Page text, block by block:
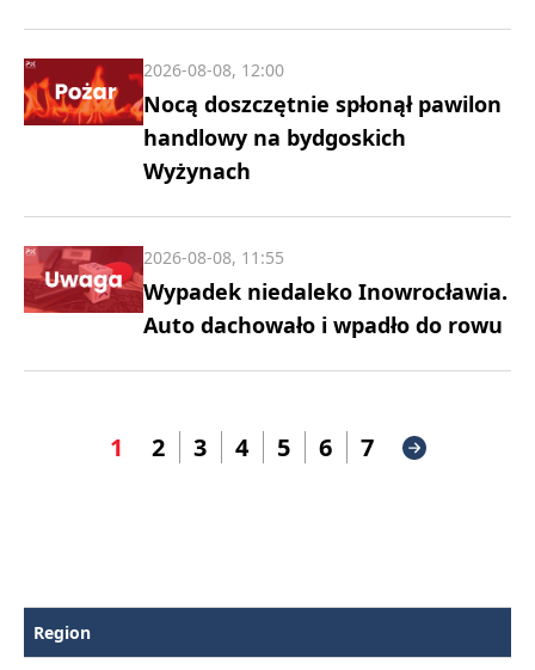
Nocą doszczętnie spłonął pawilon
handlowy na bydgoskich
Wyżynach
2026-08-08, 12:00
Wypadek niedaleko Inowrocławia.
Auto dachowało i wpadło do rowu
2026-08-08, 11:55
1 2 3 4 5 6 7
Region